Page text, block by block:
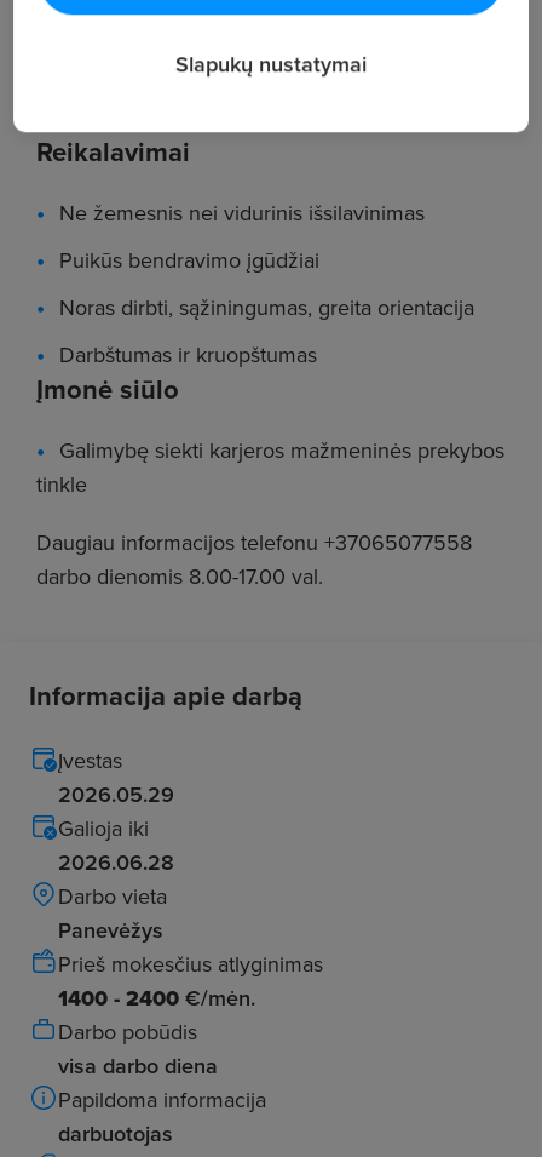
Prekių krovimas, tvarkymas
Salės priežiūra
Reikalavimai
Ne žemesnis nei vidurinis išsilavinimas
Puikūs bendravimo įgūdžiai
Noras dirbti, sąžiningumas, greita orientacija
Darbštumas ir kruopštumas
Įmonė siūlo
Galimybę siekti karjeros mažmeninės prekybos
tinkle
Daugiau informacijos telefonu +37065077558
darbo dienomis 8.00-17.00 val.
Informacija apie darbą
Įvestas
2026.05.29
Galioja iki
2026.06.28
Darbo vieta
Panevėžys
Prieš mokesčius atlyginimas
1400 - 2400 €/mėn.
Darbo pobūdis
visa darbo diena
Papildoma informacija
darbuotojas
Slapukų nustatymai